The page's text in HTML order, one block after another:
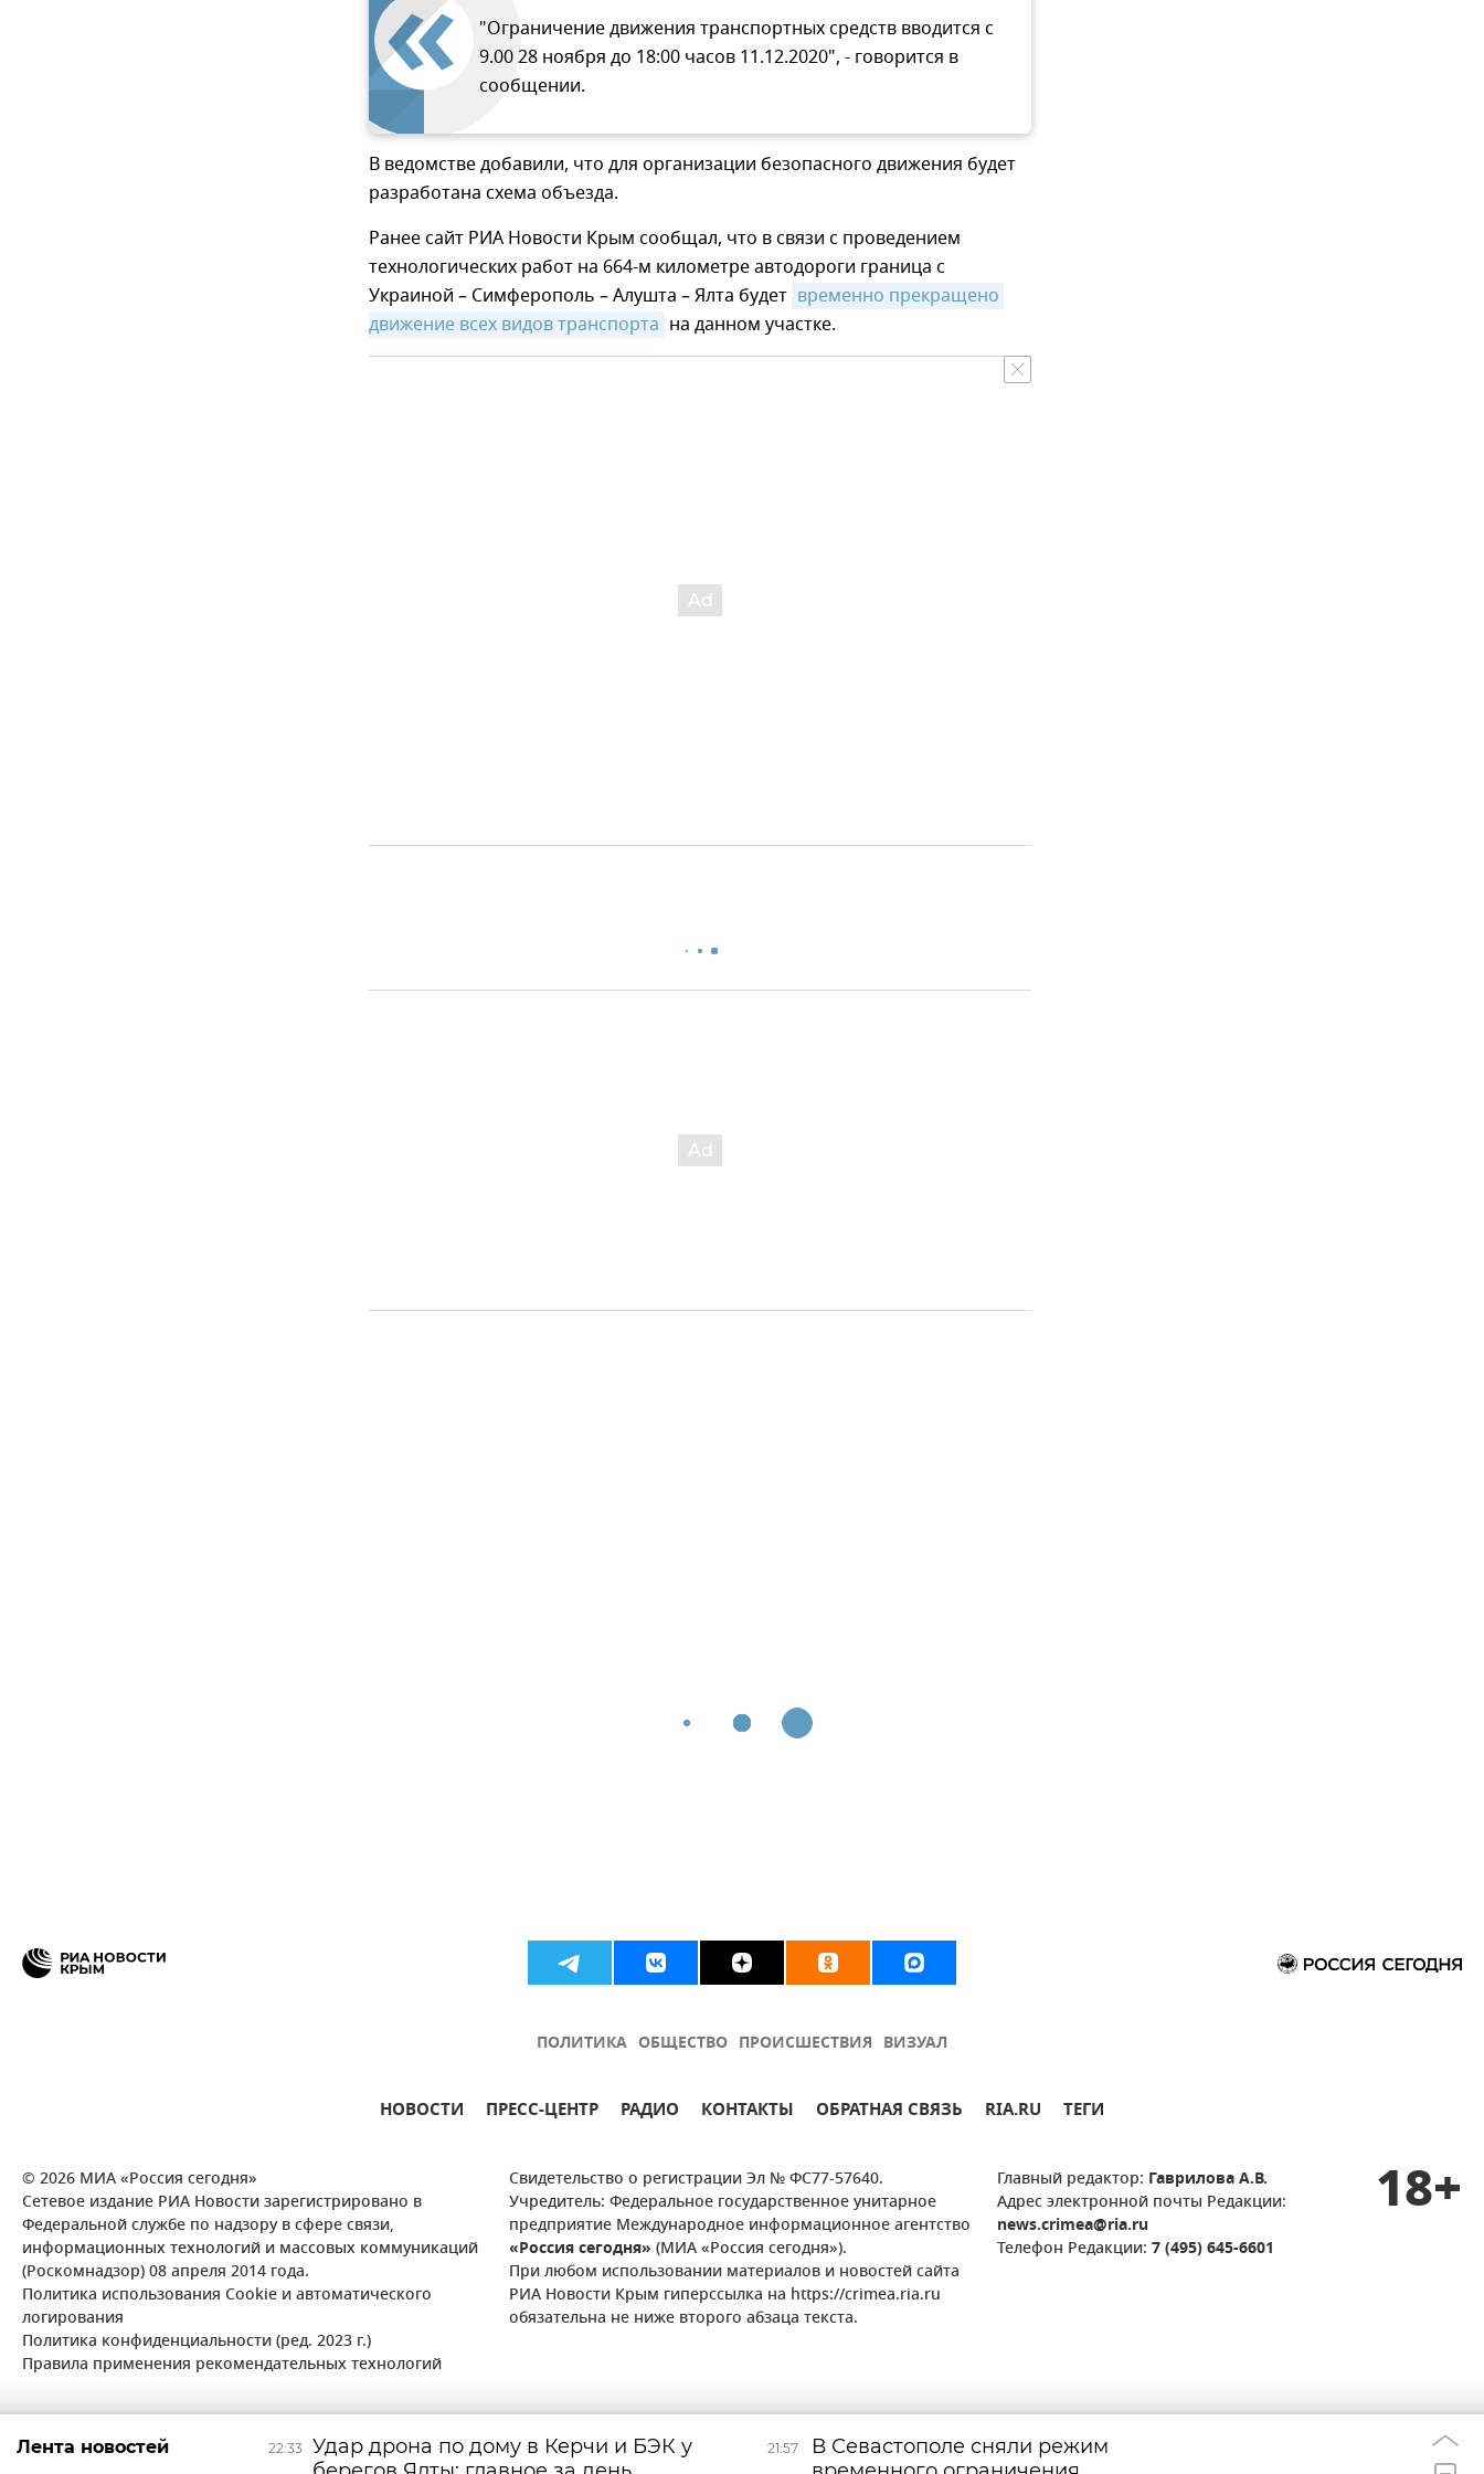
"Ограничение движения транспортных средств вводится с
9.00 28 ноября до 18:00 часов 11.12.2020", - говорится в
сообщении.
В ведомстве добавили, что для организации безопасного движения будет
разработана схема объезда.
Ранее сайт РИА Новости Крым сообщал, что в связи с проведением
технологических работ на 664-м километре автодороги граница с
Украиной – Симферополь – Алушта – Ялта будет временно прекращено
движение всех видов транспорта на данном участке.
ПОЛИТИКА ОБЩЕСТВО ПРОИСШЕСТВИЯ ВИЗУАЛ
НОВОСТИ ПРЕСС-ЦЕНТР РАДИО КОНТАКТЫ ОБРАТНАЯ СВЯЗЬ RIA.RU ТЕГИ
© 2026 МИА «Россия сегодня»
Сетевое издание РИА Новости зарегистрировано в
Федеральной службе по надзору в сфере связи,
информационных технологий и массовых коммуникаций
(Роскомнадзор) 08 апреля 2014 года.
Политика использования Cookie и автоматического
логирования
Политика конфиденциальности (ред. 2023 г.)
Правила применения рекомендательных технологий
Свидетельство о регистрации Эл № ФС77-57640.
Учредитель: Федеральное государственное унитарное
предприятие Международное информационное агентство
«Россия сегодня» (МИА «Россия сегодня»).
При любом использовании материалов и новостей сайта
РИА Новости Крым гиперссылка на https://crimea.ria.ru
обязательна не ниже второго абзаца текста.
Главный редактор: Гаврилова А.В.
Адрес электронной почты Редакции:
news.crimea@ria.ru
Телефон Редакции: 7 (495) 645-6601
18+
22:33
Удар дрона по дому в Керчи и БЭК у
21:57
В Севастополе сняли режим
Мадаин и
Лента новостей